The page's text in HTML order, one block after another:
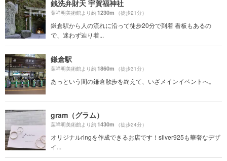
銭洗弁財天 宇賀福神社
葉祥明美術館より約1230m （徒歩21分）
鎌倉駅から人の流れに沿って徒歩20分で到着 看板もあるの
で、迷わず辿り着...
鎌倉駅
葉祥明美術館より約1860m （徒歩31分）
あっという間の鎌倉散歩を終えて、いざメインイベントへ。
gram（グラム）
葉祥明美術館より約1430m （徒歩24分）
オリジナルringを作成できるお店です！silver925も華奢なデザ
イ...